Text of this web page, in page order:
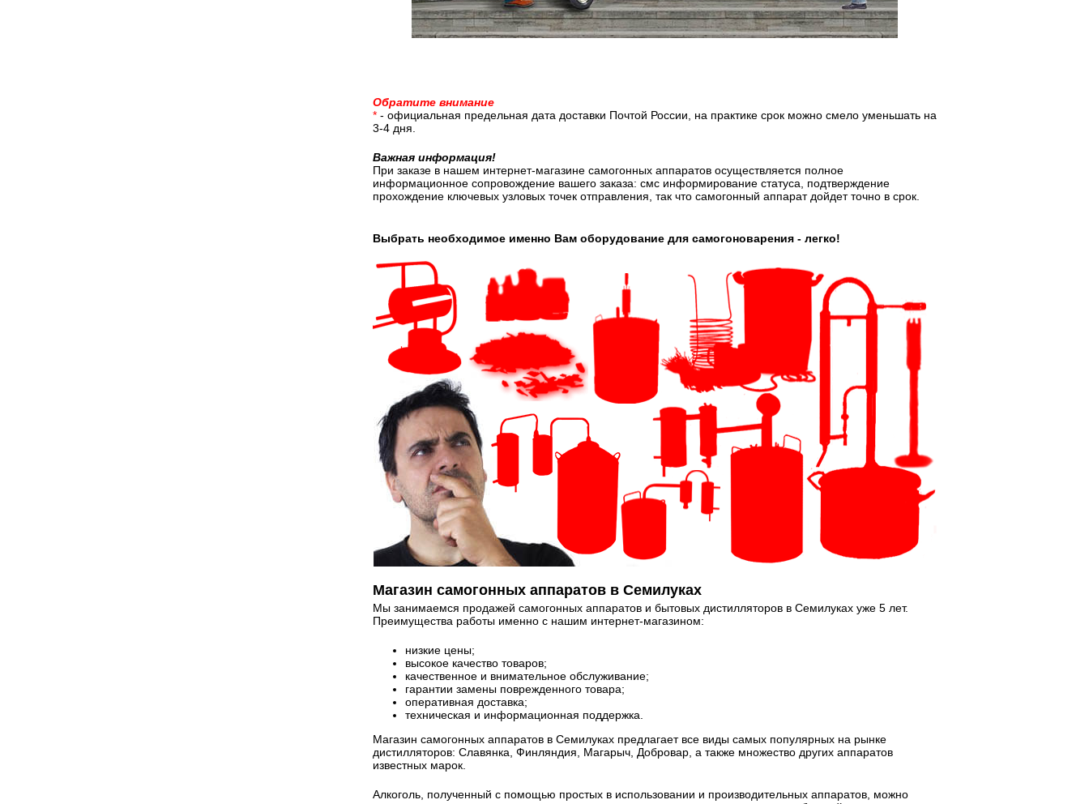
Обратите внимание
* - официальная предельная дата доставки Почтой России, на практике срок можно смело уменьшать на
3-4 дня.
Важная информация!
При заказе в нашем интернет-магазине самогонных аппаратов осуществляется полное
информационное сопровождение вашего заказа: смс информирование статуса, подтверждение
прохождение ключевых узловых точек отправления, так что самогонный аппарат дойдет точно в срок.
Выбрать необходимое именно Вам оборудование для самогоноварения - легко!
Магазин самогонных аппаратов в Семилуках
Мы занимаемся продажей самогонных аппаратов и бытовых дистилляторов в Семилуках уже 5 лет.
Преимущества работы именно с нашим интернет-магазином:
низкие цены;
высокое качество товаров;
качественное и внимательное обслуживание;
гарантии замены поврежденного товара;
оперативная доставка;
техническая и информационная поддержка.
Магазин самогонных аппаратов в Семилуках предлагает все виды самых популярных на рынке
дистилляторов: Славянка, Финляндия, Магарыч, Добровар, а также множество других аппаратов
известных марок.
Алкоголь, полученный с помощью простых в использовании и производительных аппаратов, можно